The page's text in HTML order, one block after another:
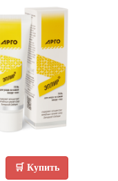
🛒 Купить